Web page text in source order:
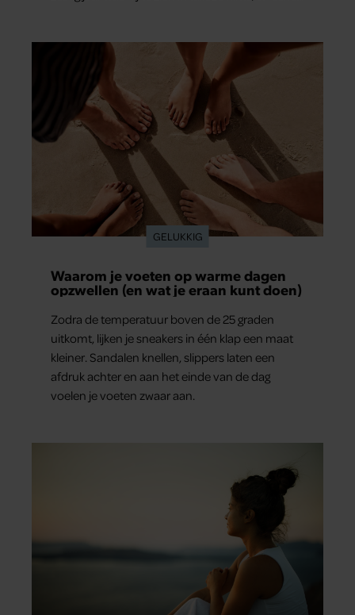
GELUKKIG
Waarom je voeten op warme dagen
opzwellen (en wat je eraan kunt doen)
Zodra de temperatuur boven de 25 graden
uitkomt, lijken je sneakers in één klap een maat
kleiner. Sandalen knellen, slippers laten een
afdruk achter en aan het einde van de dag
voelen je voeten zwaar aan.